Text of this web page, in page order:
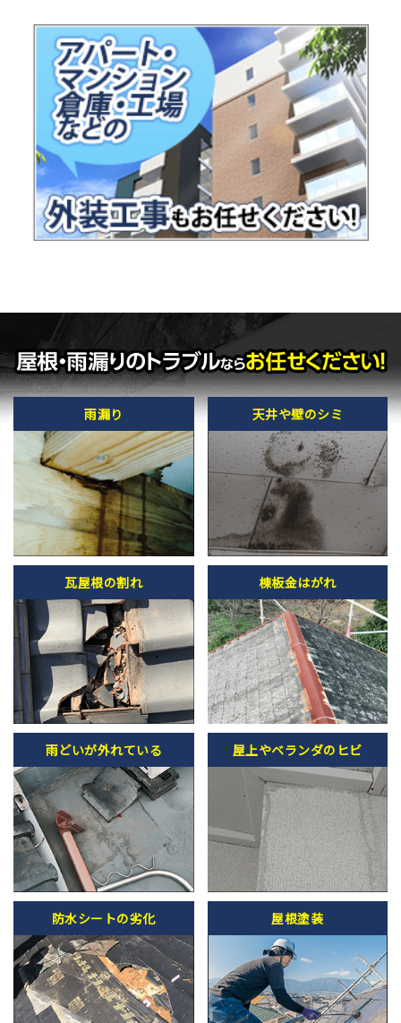
雨漏り 天井や壁のシミ
瓦屋根の割れ 棟板金はがれ
雨どいが外れている 屋上やベランダのヒビ
防水シートの劣化 屋根塗装